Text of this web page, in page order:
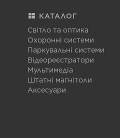
КАТАЛОГ
Світло та оптика
Охоронні системи
Паркувальні системи
Відеореєстратори
Мультимедіа
Штатні магнітоли
Аксесуари